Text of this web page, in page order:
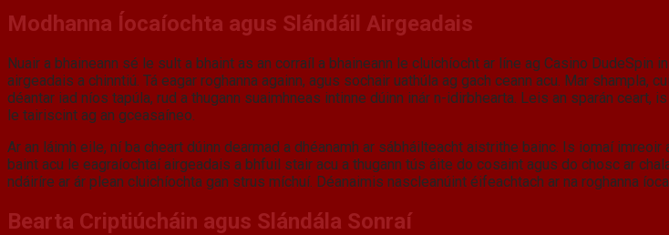
Modhanna Íocaíochta agus Slándáil Airgeadais
Nuair a bhaineann sé le sult a bhaint as an corraíl a bhaineann le cluichíocht ar líne ag Casino DudeSpin
airgeadais a chinntiú. Tá eagar roghanna againn, agus sochair uathúla ag gach ceann acu. Mar
déantar iad níos tapúla, rud a thugann suaimhneas intinne dúinn inár n-idirbhearta. Leis an sparán
le tairiscint ag an gceasaíneo.
Ar an láimh eile, ní ba cheart dúinn dearmad a dhéanamh ar sábháilteacht aistrithe bainc. Is iomaí
baint acu le eagraíochtaí airgeadais a bhfuil stair acu a thugann tús áite do cosaint agus do chosc ar
ndáiríre ar ár plean cluichíochta gan strus míchuí. Déanaimis nascleanúint éifeachtach ar na roghanna
Bearta Criptiúcháin agus Slándála Sonraí